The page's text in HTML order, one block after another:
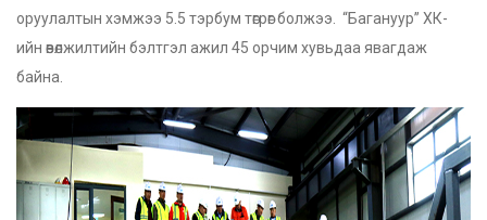
оруулалтын хэмжээ 5.5 тэрбум төгрөг болжээ. “Багануур” ХК-
ийн өвөлжилтийн бэлтгэл ажил 45 орчим хувьдаа явагдаж
байна.